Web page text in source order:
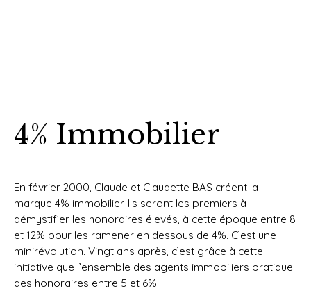
4% Immobilier
En février 2000, Claude et Claudette BAS créent la
marque 4% immobilier. Ils seront les premiers à
démystifier les honoraires élevés, à cette époque entre 8
et 12% pour les ramener en dessous de 4%. C’est une
minirévolution. Vingt ans après, c’est grâce à cette
initiative que l’ensemble des agents immobiliers pratique
des honoraires entre 5 et 6%.